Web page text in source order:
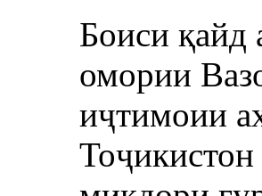
Боиси қайд
омории
иҷтимоии